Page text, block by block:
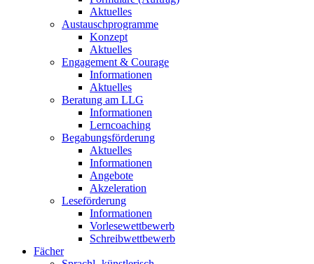
Aktuelles
Austauschprogramme
Konzept
Aktuelles
Engagement & Courage
Informationen
Aktuelles
Beratung am LLG
Informationen
Lerncoaching
Begabungsförderung
Aktuelles
Informationen
Angebote
Akzeleration
Leseförderung
Informationen
Vorlesewettbewerb
Schreibwettbewerb
Fächer